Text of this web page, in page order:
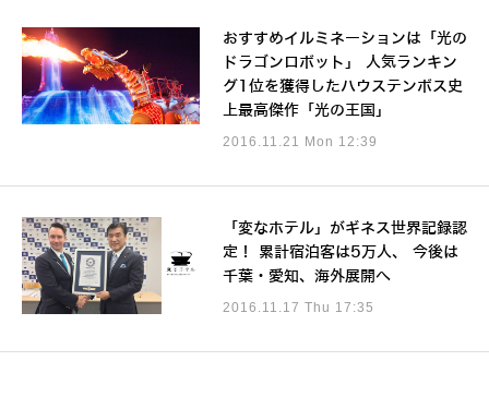
おすすめイルミネーションは「光の
ドラゴンロボット」 人気ランキン
グ1位を獲得したハウステンボス史
上最高傑作「光の王国」
2016.11.21 Mon 12:39
「変なホテル」がギネス世界記録認
定！ 累計宿泊客は5万人、 今後は
千葉・愛知、海外展開へ
2016.11.17 Thu 17:35